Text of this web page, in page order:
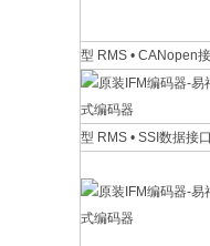
型 RMS • CANopen
型 RMS • SSI数据接